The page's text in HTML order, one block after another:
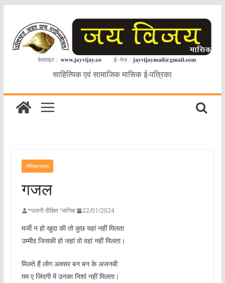
content
साहित्यिक एवं सामाजिक मासिक ई-पत्रिका
गीतिका/ग़ज़ल
गजल
*पावनी दीक्षित 'जानिब' 22/01/2024
मर्जी न हो खुदा की तो कुछ यहां नहीं मिलता
उम्मीद जिसकी हो जहां वो वहां नहीं मिलता।
मिलते हैं लोग अक्सर बन बन के अजनबी
ग़म ए जिंदगी में उनका निशां नहीं मिलता।